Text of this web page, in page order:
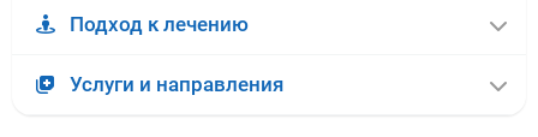
Подход к лечению
Услуги и направления